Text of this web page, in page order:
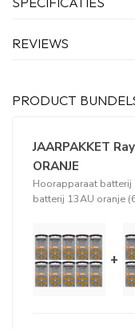
REVIEWS
PRODUCT
JAARPAKKET
ORANJE
Hoorapparaat
batterij 13AU oranje
+